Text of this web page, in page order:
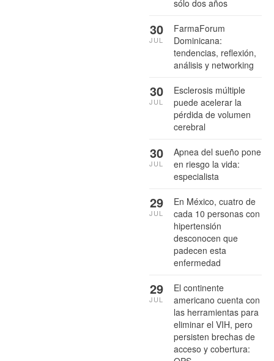
sólo dos años
FarmaForum
Dominicana:
tendencias, reflexión,
análisis y networking
30
JUL
Esclerosis múltiple
puede acelerar la
pérdida de volumen
cerebral
30
JUL
Apnea del sueño pone
en riesgo la vida:
especialista
30
JUL
En México, cuatro de
cada 10 personas con
hipertensión
desconocen que
padecen esta
enfermedad
29
JUL
El continente
americano cuenta con
las herramientas para
eliminar el VIH, pero
persisten brechas de
acceso y cobertura:
29
JUL